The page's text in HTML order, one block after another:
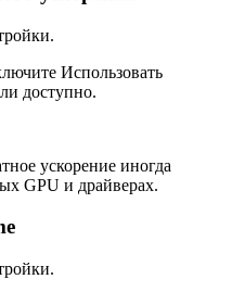
Использовать
доступно.
ускорение иногда
GPU и драйверах.